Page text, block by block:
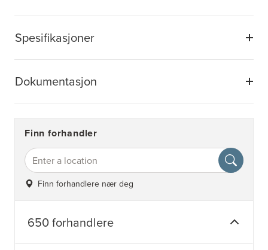
Spesifikasjoner
Dokumentasjon
Finn forhandler
Finn forhandlere nær deg
650 forhandlere